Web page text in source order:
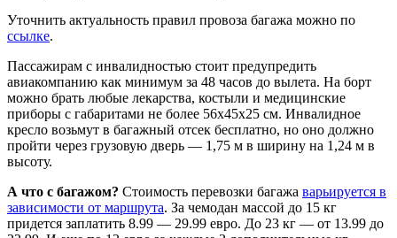
Уточнить актуальность правил провоза багажа можно по
ссылке.
Пассажирам с инвалидностью стоит предупредить
авиакомпанию как минимум за 48 часов до вылета. На борт
можно брать любые лекарства, костыли и медицинские
приборы с габаритами не более 56x45x25 см. Инвалидное
кресло возьмут в багажный отсек бесплатно, но оно должно
пройти через грузовую дверь — 1,75 м в ширину на 1,24 м в
высоту.
А что с багажом? Стоимость перевозки багажа варьируется в
зависимости от маршрута. За чемодан массой до 15 кг
придется заплатить 8.99 — 29.99 евро. До 23 кг — от 13.99 до